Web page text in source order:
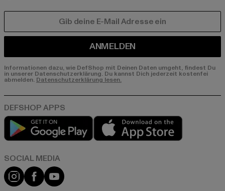
ANMELDEN
Informationen dazu, wie DefShop mit Deinen Daten umgeht, findest Du
in unserer Datenschutzerklärung. Du kannst Dich jederzeit kostenfei
abmelden.Datenschutzerklärung lesen.
Play market
Instagram
FacebookYouTube